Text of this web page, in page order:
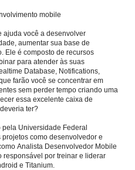
mobile
ajuda você a desenvolver
aumentar sua base de
Ele é composto de recursos
para atender às suas
Database, Notifications,
farão você se concentrar em
sem perder tempo criando uma
essa excelente caixa de
ter?
Universidade Federal
como desenvolvedor e
Analista Desenvolvedor Mobile
responsável por treinar e liderar
e Titanium.